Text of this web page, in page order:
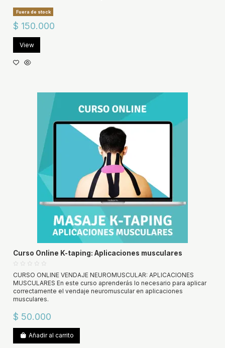
Fuera de stock
$ 150.000
View
Curso Online K-taping: Aplicaciones musculares
CURSO ONLINE VENDAJE NEUROMUSCULAR: APLICACIONES
MUSCULARES En este curso aprenderás lo necesario para aplicar
correctamente el vendaje neuromuscular en aplicaciones
musculares.
$ 50.000
Añadir al carrito